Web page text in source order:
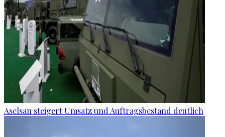
Aselsan steigert Umsatz und Auftragsbestand deutlich